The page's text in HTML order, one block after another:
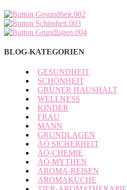
BLOG-KATEGORIEN
GESUNDHEIT
SCHÖNHEIT
GRÜNER HAUSHALT
WELLNESS
KINDER
FRAU
MANN
GRUNDLAGEN
ÄÖ SICHERHEIT
ÄÖ-CHEMIE
ÄÖ-MYTHEN
AROMA-REISEN
AROMAKÜCHE